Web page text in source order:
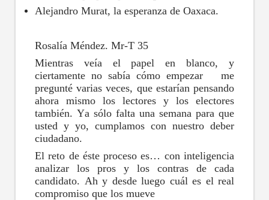
Alejandro Murat, la esperanza de Oaxaca.
Rosalía Méndez. Mr-T 35
Mientras veía el papel en blanco, y
ciertamente no sabía cómo empezar me
pregunté varias veces, que estarían pensando
ahora mismo los lectores y los electores
también. Ya sólo falta una semana para que
usted y yo, cumplamos con nuestro deber
ciudadano.
El reto de éste proceso es… con inteligencia
analizar los pros y los contras de cada
candidato. Ah y desde luego cuál es el real
compromiso que los mueve